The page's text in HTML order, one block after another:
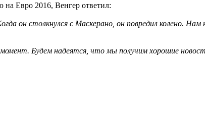
на Евро 2016, Венгер ответил:
он столкнулся с Маскерано, он повредил колено. Нам
Будем надеятся, что мы получим хорошие